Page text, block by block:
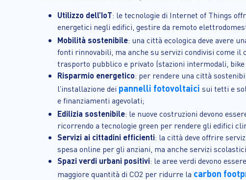
Utilizzo dell’IoT: le tecnologie di Internet of Things
energetici negli edifici, gestire da remoto
Mobilità sostenibile: una città ecologica deve avere
fonti rinnovabili, ma anche su servizi condivisi come
trasporto pubblico e privato (stazioni intermodali,
Risparmio energetico: per rendere una città
l’installazione dei pannelli fotovoltaici sui tetti e
e finanziamenti agevolati;
Edilizia sostenibile: le nuove costruzioni devono
ricorrendo a tecnologie green per rendere gli edifici
Servizi ai cittadini efficienti: la città deve offrire
spesa online per gli anziani, ma anche servizi
Spazi verdi urbani positivi: le aree verdi devono
maggiore quantità di CO2 per ridurre la carbon